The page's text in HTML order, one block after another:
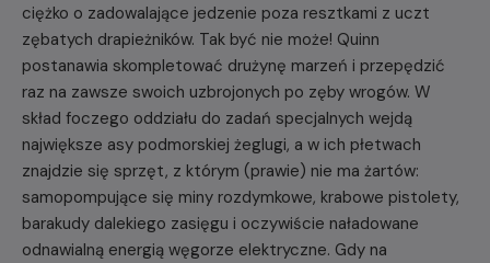
ciężko o zadowalające jedzenie poza resztkami z uczt
zębatych drapieżników. Tak być nie może! Quinn
postanawia skompletować drużynę marzeń i przepędzić
raz na zawsze swoich uzbrojonych po zęby wrogów. W
skład foczego oddziału do zadań specjalnych wejdą
największe asy podmorskiej żeglugi, a w ich płetwach
znajdzie się sprzęt, z którym (prawie) nie ma żartów:
samopompujące się miny rozdymkowe, krabowe pistolety,
barakudy dalekiego zasięgu i oczywiście naładowane
odnawialną energią węgorze elektryczne. Gdy na